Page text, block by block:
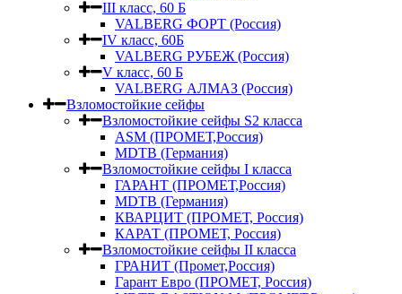
III класс, 60 Б
VALBERG ФОРТ (Россия)
IV класс, 60Б
VALBERG РУБЕЖ (Россия)
V класс, 60 Б
VALBERG АЛМАЗ (Россия)
Взломостойкие сейфы
Взломостойкие сейфы S2 класса
ASM (ПРОМЕТ,Россия)
MDTB (Германия)
Взломостойкие сейфы I класса
ГАРАНТ (ПРОМЕТ,Россия)
MDTB (Германия)
КВАРЦИТ (ПРОМЕТ, Россия)
КАРАТ (ПРОМЕТ, Россия)
Взломостойкие сейфы II класса
ГРАНИТ (Промет,Россия)
Гарант Евро (ПРОМЕТ, Россия)